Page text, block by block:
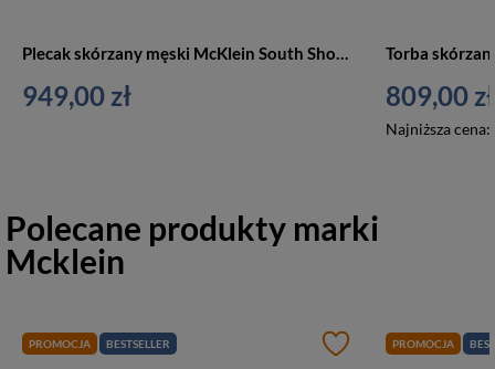
Plecak skórzany męski McKlein South Shore 18885 podróżny na laptopa A4 czarny
949,00 zł 809,00 zł
Najniższa cena:
Polecane produkty marki
Mcklein
PROMOCJA BESTSELLER PROMOCJA